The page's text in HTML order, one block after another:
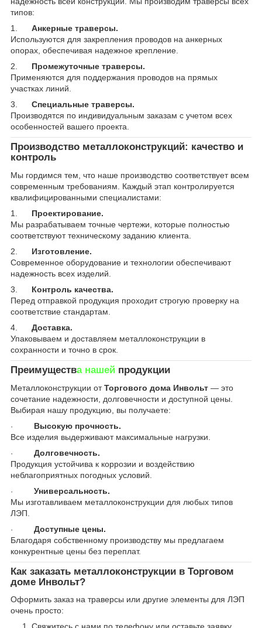
типов:
1.
Анкерные траверсы.
Используются для закрепления проводов на анкерных
опорах, обеспечивая надежное крепление.
2.
Промежуточные траверсы.
Применяются для поддержания проводов на прямых
участках линий.
3.
Специальные траверсы.
Производятся по индивидуальным заказам с учетом всех
особенностей вашего проекта.
Производство металлоконструкций: качество и
контроль
Мы гордимся тем, что наше производство соответствует всем
современным требованиям. Каждый этап контролируется
квалифицированными специалистами:
1.
Проектирование.
Мы разрабатываем точные чертежи, которые полностью
соответствуют техническому заданию клиента.
2.
Изготовление.
Современное оборудование и технологии обеспечивают
надежность всех изделий.
3.
Контроль качества.
Перед отправкой продукция проходит строгую проверку на
соответствие стандартам.
4.
Доставка.
Упаковываем и доставляем металлоконструкции в
сохранности и точно в срок.
Преимущества нашей продукции
Металлоконструкции отТоргового дома Инвольт — это
сочетание надежности, долговечности и доступной цены.
Выбирая нашу продукцию, вы получаете:
·
Высокую прочность.
Все изделия выдерживают максимальные нагрузки.
·
Долговечность.
Продукция устойчива к коррозии и воздействию
неблагоприятных погодных условий.
·
Универсальность.
Мы изготавливаем металлоконструкции для любых типов
ЛЭП.
·
Доступные цены.
Благодаря собственному производству мы предлагаем
конкурентные цены без переплат.
Как заказать металлоконструкции в Торговом
доме Инвольт?
Оформить заказ на траверсы или другие элементы для ЛЭП
очень просто: